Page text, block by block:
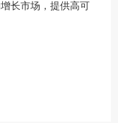
长市场，提供高可